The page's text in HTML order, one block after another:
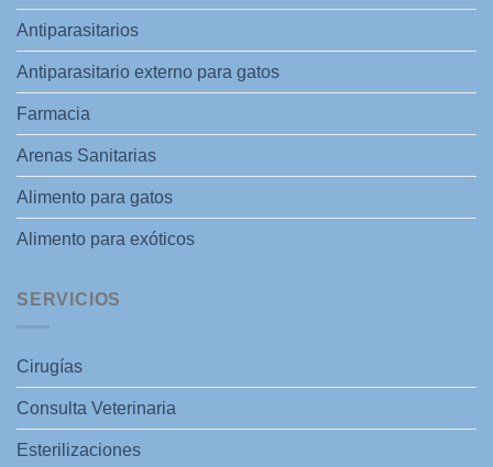
Antiparasitarios
Antiparasitario externo para gatos
Farmacia
Arenas Sanitarias
Alimento para gatos
Alimento para exóticos
SERVICIOS
Cirugías
Consulta Veterinaria
Esterilizaciones